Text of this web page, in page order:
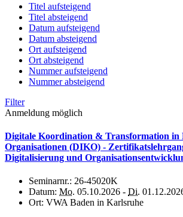
Titel aufsteigend
Titel absteigend
Datum aufsteigend
Datum absteigend
Ort aufsteigend
Ort absteigend
Nummer aufsteigend
Nummer absteigend
Filter
Anmeldung möglich
Digitale Koordination & Transformation in
Organisationen (DIKO) -
Digitalisierung und
Seminarnr.: 26-45020K
Datum: Mo. 05.10.2026 - Di.
Ort: VWA Baden in Karlsruhe